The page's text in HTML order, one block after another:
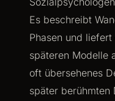
Es beschreibt
Phasen und
späteren Modelle
oft übersehenes
später berühmten